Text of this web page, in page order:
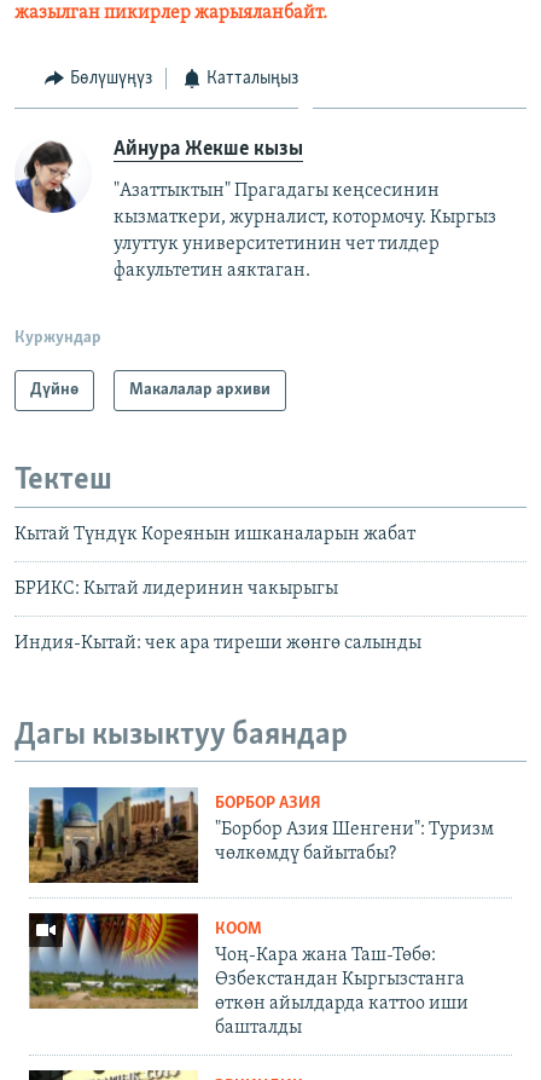
жазылган пикирлер жарыяланбайт.
Бөлүшүңүз Катталыңыз
Айнура Жекше кызы
"Азаттыктын" Прагадагы кеңсесинин
кызматкери, журналист, котормочу. Кыргыз
улуттук университетинин чет тилдер
факультетин аяктаган.
Куржундар
Дүйнө Макалалар архиви
Тектеш
Кытай Түндүк Кореянын ишканаларын жабат
БРИКС: Кытай лидеринин чакырыгы
Индия-Кытай: чек ара тиреши жөнгө салынды
Дагы кызыктуу баяндар
БОРБОР АЗИЯ
"Борбор Азия Шенгени": Туризм
чөлкөмдү байытабы?
КООМ
Чоң-Кара жана Таш-Төбө:
Өзбекстандан Кыргызстанга
өткөн айылдарда каттоо иши
башталды